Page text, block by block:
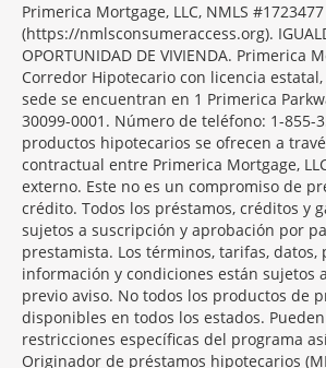
Primerica Mortgage, LLC, NMLS #1723477
(https://nmlsconsumeraccess.org).
OPORTUNIDAD DE VIVIENDA. Primerica
Corredor Hipotecario con licencia
sede se encuentran en 1 Primerica
30099-0001. Número de teléfono: 1-855-
productos hipotecarios se ofrecen a
contractual entre Primerica Mortgage,
externo. Este no es un compromiso de
crédito. Todos los préstamos, créditos y
sujetos a suscripción y aprobación por
prestamista. Los términos, tarifas, datos,
información y condiciones están sujetos
previo aviso. No todos los productos de
disponibles en todos los estados.
restricciones específicas del programa
Originador de préstamos hipotecarios